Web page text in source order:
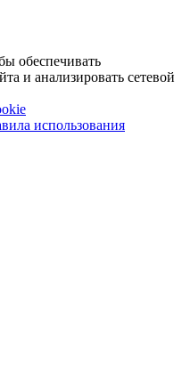
обеспечивать
и анализировать сетевой
использования